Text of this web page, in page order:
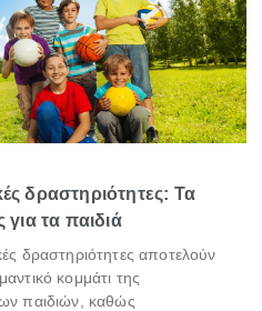
δραστηριότητες: Τα
για τα παιδιά
δραστηριότητες αποτελούν
κομμάτι της
παιδιών, καθώς